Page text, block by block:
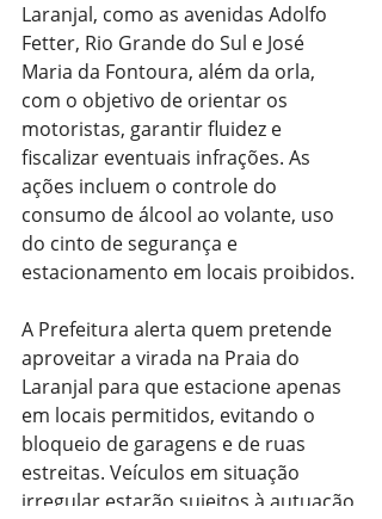
Laranjal, como as avenidas Adolfo
Fetter, Rio Grande do Sul e José
Maria da Fontoura, além da orla,
com o objetivo de orientar os
motoristas, garantir fluidez e
fiscalizar eventuais infrações. As
ações incluem o controle do
consumo de álcool ao volante, uso
do cinto de segurança e
estacionamento em locais proibidos.
A Prefeitura alerta quem pretende
aproveitar a virada na Praia do
Laranjal para que estacione apenas
em locais permitidos, evitando o
bloqueio de garagens e de ruas
estreitas. Veículos em situação
irregular estarão sujeitos à autuação